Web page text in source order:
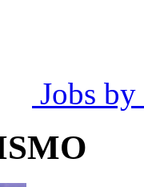
Jobs by